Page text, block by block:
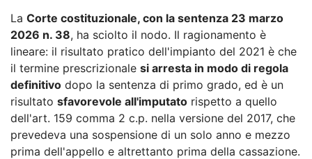
La Corte costituzionale, con la sentenza 23 marzo
2026 n. 38, ha sciolto il nodo. Il ragionamento è
lineare: il risultato pratico dell'impianto del 2021 è che
il termine prescrizionale si arresta in modo di regola
definitivo dopo la sentenza di primo grado, ed è un
risultato sfavorevole all'imputato rispetto a quello
dell'art. 159 comma 2 c.p. nella versione del 2017, che
prevedeva una sospensione di un solo anno e mezzo
prima dell'appello e altrettanto prima della cassazione.